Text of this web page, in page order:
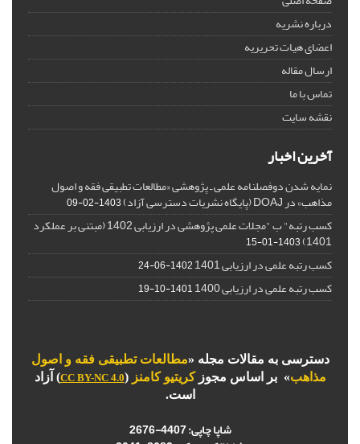
درباره نشریه
اعضای هیات تحریریه
ارسال مقاله
تماس با ما
نقشه سایت
آخرین اخبار
نمایه شدن دوفصلنامه علمی ـ پژوهشی «مطالعات تطبیقی فقه و اصول
مذاهب» در DOAJ (پایگاه نشریات دسترسی آزاد) 1403-02-09
کسب رتبه" ب "مجلات علمی پژوهشی در ارزیابی 1402 (مبتنی بر عملکرد
1401)
1403-01-15
کسب رتبه علمی در ارزیابی 1401 1402-06-24
کسب رتبه علمی در ارزیابی 1400 1401-10-19
دسترسی به مقالات مجله «مطالعات تطبیقی فقه و اصول
مذاهب» بر اساس مجوزکریتیو کامنز (
CC BY-NC 4.0) آزاد
است.
شاپا چاپی:4407-2676